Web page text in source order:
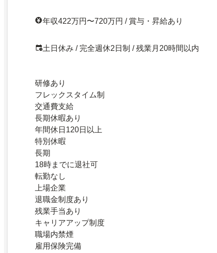
年収422万円〜720万円 / 賞与・昇給あり
土日休み / 完全週休2日制 / 残業月20時間以内
研修あり
フレックスタイム制
交通費支給
長期休暇あり
年間休日120日以上
特別休暇
長期
18時までに退社可
転勤なし
上場企業
退職金制度あり
残業手当あり
キャリアアップ制度
職場内禁煙
雇用保険完備